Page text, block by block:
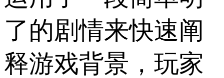
了的剧情来快速阐
释游戏背景，玩家